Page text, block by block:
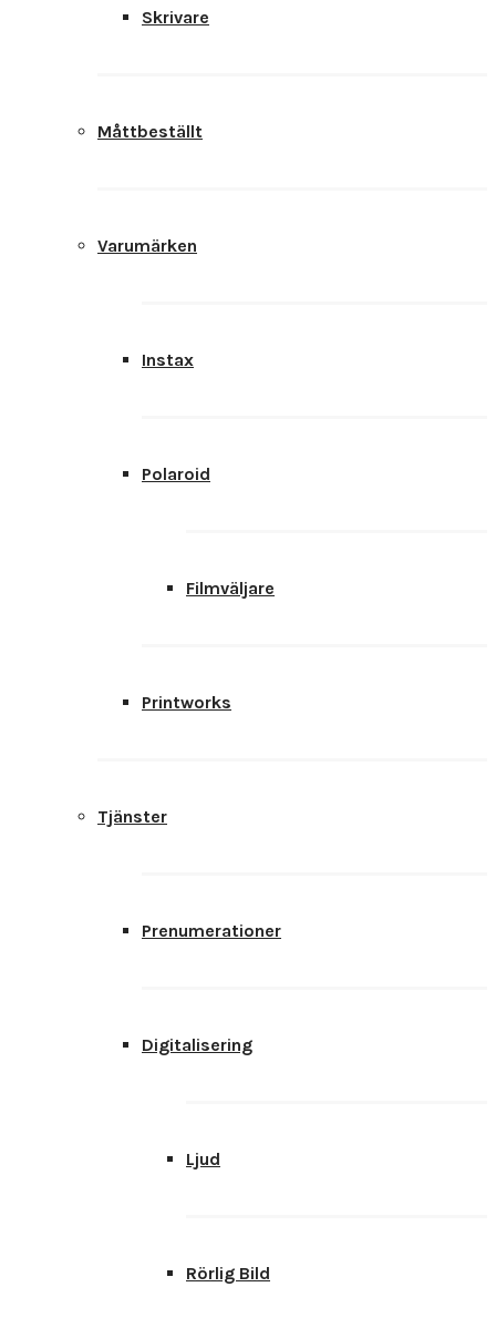
Skrivare
Måttbeställt
Varumärken
Instax
Polaroid
Filmväljare
Printworks
Tjänster
Prenumerationer
Digitalisering
Ljud
Rörlig Bild